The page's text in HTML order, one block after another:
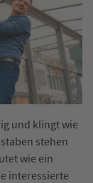
und klingt wie
stehen
wie ein
interessierte